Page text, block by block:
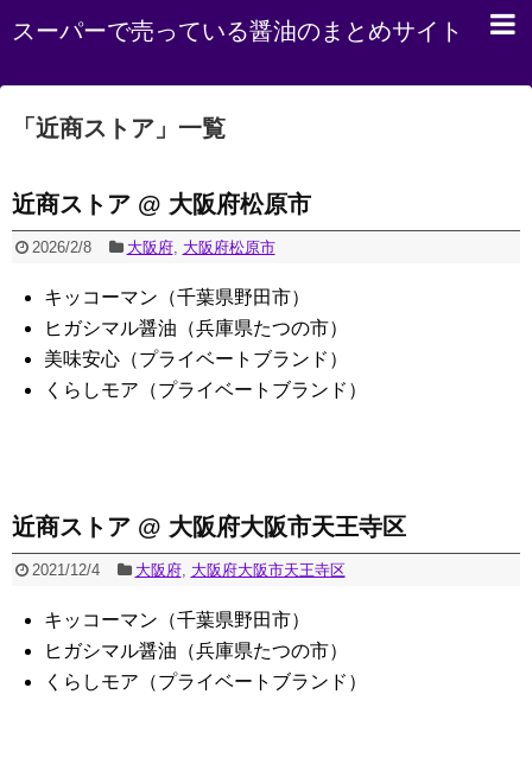
スーパーで売っている醤油のまとめサイト
「 近商ストア 」 一覧
近商ストア @ 大阪府松原市
2026/2/8 大阪府, 大阪府松原市
キッコーマン（千葉県野田市）
ヒガシマル醤油（兵庫県たつの市）
美味安心（プライベートブランド）
くらしモア（プライベートブランド）
近商ストア @ 大阪府大阪市天王寺区
2021/12/4 大阪府, 大阪府大阪市天王寺区
キッコーマン（千葉県野田市）
ヒガシマル醤油（兵庫県たつの市）
くらしモア（プライベートブランド）